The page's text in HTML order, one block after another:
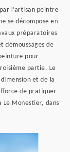
l’artisan peintre
se décompose en
préparatoires
démoussages de
pour
partie. Le
et de la
de pratiquer
Monestier, dans